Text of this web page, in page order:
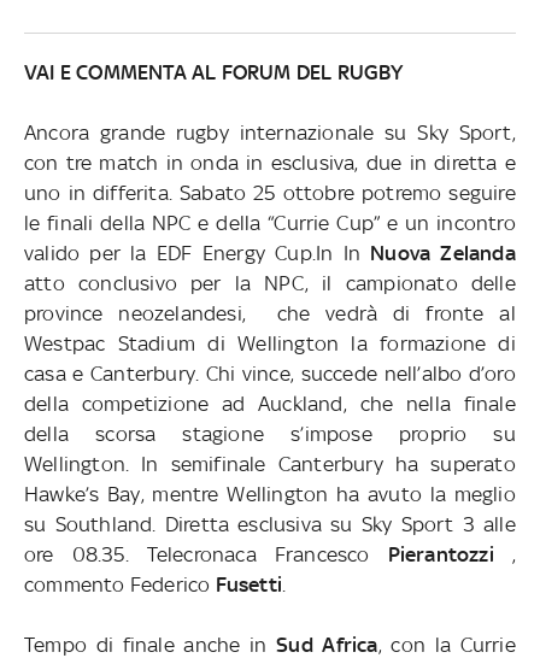
VAI E COMMENTA AL FORUM DEL RUGBY
Ancora grande rugby internazionale su Sky Sport,
con tre match in onda in esclusiva, due in diretta e
uno in differita.Sabato 25 ottobre potremo seguire
le finali della NPC e della “Currie Cup” e un incontro
valido per la EDF Energy Cup. In In Nuova Zelanda
atto conclusivo per la NPC, il campionato delle
province neozelandesi,
che vedrà di fronte al
Westpac Stadium di Wellington la formazione di
casa e Canterbury. Chi vince, succede nell’albo d’oro
della competizione ad Auckland, che nella finale
della scorsa stagione s’impose proprio su
Wellington. In semifinale Canterbury ha superato
Hawke’s Bay, mentre Wellington ha avuto la meglio
su Southland. Diretta esclusiva su Sky Sport 3 alle
ore 08.35. Telecronaca Francesco Pierantozzi ,
commento Federico Fusetti
Tempo di finale anche inSud Africa, con la Currie